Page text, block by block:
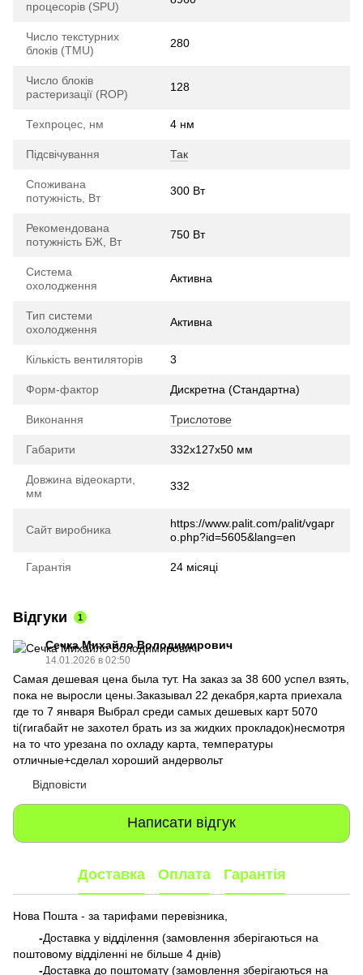
процесорів (SPU)
Число текстурних
блоків (TMU)
280
Число блоків
растеризації (ROP)
128
Техпроцес, нм 4 нм
Підсвічування Так
Споживана
потужність, Вт
300 Вт
Рекомендована
потужність БЖ, Вт
750 Вт
Система
охолодження
Активна
Тип системи
охолодження
Активна
Кількість вентиляторів 3
Форм-фактор Дискретна (Стандартна)
Виконання Трислотове
Габарити 332x127x50 мм
Довжина відеокарти,
мм
332
Сайт виробника
https://www.palit.com/palit/vgapr
o.php?id=5605&lang=en
Гарантія 24 місяці
Відгуки 1
Сечка Михайло Володимирович
14.01.2026 в 02:50
Самая дешевая цена была тут. На заказ за 38 600 успел взять,
пока не выросли цены.Заказывал 22 декабря,карта приехала
где то 7 января Выбрал среди самых дешевых карт 5070
ti(гигабайт не захотел брать из за жидких прокладок)несмотря
на то что урезана по охладу карта, температуры
отличные+сделал хороший андервольт
Відповісти
Написати відгук
Доставка Оплата Гарантія
Нова Пошта - за тарифами перевізника,
-Доставка у відділення (замовлення зберігаються на
поштовому відділенні не більше 4 днів)
-Доставка до поштомату (замовлення зберігаються на